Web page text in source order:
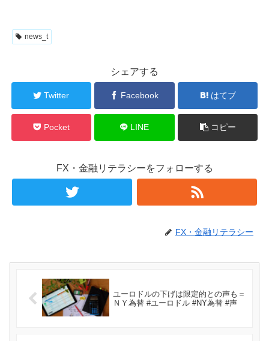
news_t
シェアする
Twitter Facebook はてブ
Pocket LINE コピー
FX・金融リテラシーをフォローする
FX・金融リテラシー
ユーロドルの下げは限定的との声も＝
ＮＹ為替 #ユーロドル #NY為替 #声